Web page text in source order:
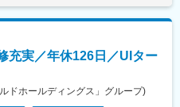
充実／年休126日／UIター
ドホールディングス」グループ)